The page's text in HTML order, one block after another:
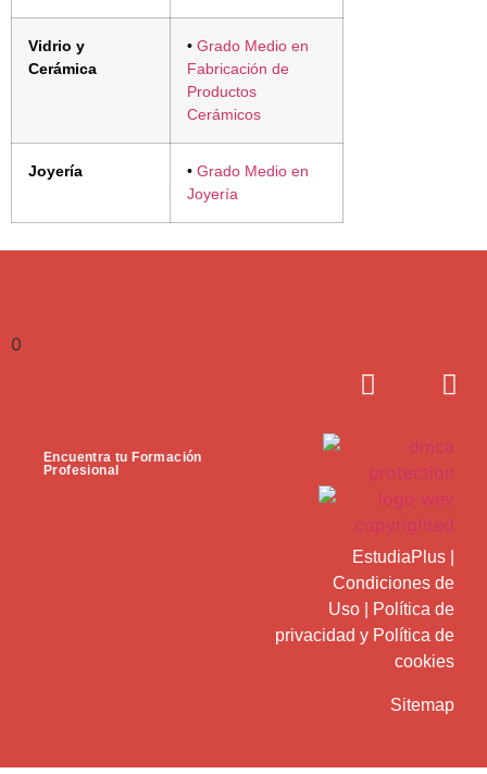
Vidrio y
Cerámica
• Grado Medio en
Fabricación de
Productos
Cerámicos
Joyería • Grado Medio en
Joyería
0
Encuentra tu Formación
Profesional
EstudiaPlus
Condiciones de
Uso
Política de
privacidad y Política de
cookies
Sitemap